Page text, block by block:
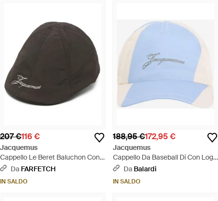
207 €116 €
Jacquemus
Cappello Le Beret Baluchon Con
Ricamo - Grigio
Da FARFETCH
IN SALDO
188,95 €172,95 €
Jacquemus
Cappello Da Baseball Di Con Logo
- BluDa Balardi
IN SALDO